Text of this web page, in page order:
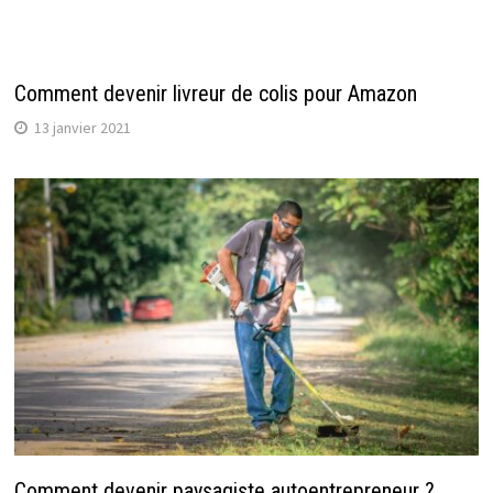
Comment devenir livreur de colis pour Amazon
13 janvier 2021